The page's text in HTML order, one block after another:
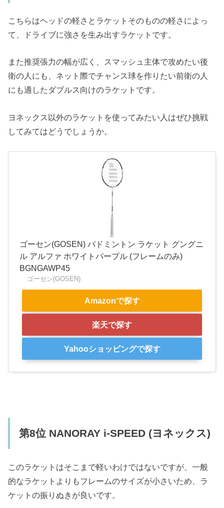
こちらはヘッドの軽さとラケットそのものの軽さによっ
て、ドライブに強さを生み出すラケットです。
また推奨張力の幅が広く、スマッシュ主体で攻めたい後
衛の人にも、ネット際でチャンス球を作りたい前衛の人
にも適したダブルス向けのラケットです。
ヨネックス以外のラケットを使ってみたい人はぜひ挑戦
してみてはどうでしょうか。
ゴーセン(GOSEN) バドミントン ラケット グングニ
ル アルファ ホワイトパープル (フレームのみ)
BGNGAWP45
ゴーセン(GOSEN)
Amazonで探す
楽天で探す
Yahooショッピングで探す
第8位 NANORAY i-SPEED (ヨネックス)
このラケットはそこまで軽いわけではないですが、一般
的なラケットよりもフレームのサイズが小さいため、ラ
ケットの振りぬきが良いです。